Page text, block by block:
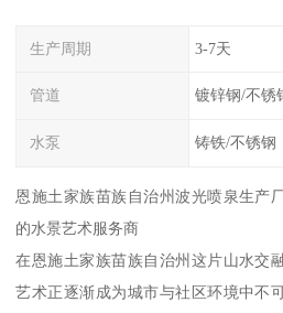
生产周期 3-7天
管道 镀锌钢/不锈
水泵 铸铁/不锈钢
恩施土家族苗族自治州波光喷泉生产
的水景艺术服务商
在恩施土家族苗族自治州这片山水交
艺术正逐渐成为城市与社区环境中不